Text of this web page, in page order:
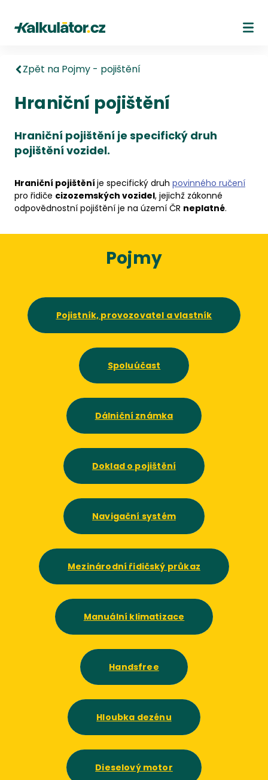
Kalkulátor.cz
Zpět na Pojmy - pojištění
Hraniční pojištění
Hraniční pojištění je specifický druh
pojištění vozidel.
Hraniční pojištění je specifický druh povinného ručení
pro řidiče cizozemských vozidel, jejichž zákonné
odpovědnostní pojištění je na území ČR neplatné.
Pojmy
Pojistník, provozovatel a vlastník
Spoluúčast
Dálniční známka
Doklad o pojištění
Navigační systém
Mezinárodní řidičský průkaz
Manuální klimatizace
Handsfree
Hloubka dezénu
Dieselový motor